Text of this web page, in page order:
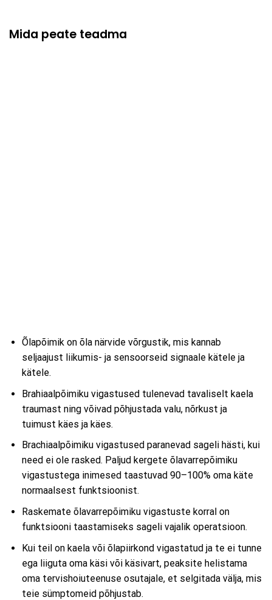
Mida peate teadma
Õlapõimik on õla närvide võrgustik, mis kannab
seljaajust liikumis- ja sensoorseid signaale kätele ja
kätele.
Brahiaalpõimiku vigastused tulenevad tavaliselt kaela
traumast ning võivad põhjustada valu, nõrkust ja
tuimust käes ja käes.
Brachiaalpõimiku vigastused paranevad sageli hästi, kui
need ei ole rasked. Paljud kergete õlavarrepõimiku
vigastustega inimesed taastuvad 90–100% oma käte
normaalsest funktsioonist.
Raskemate õlavarrepõimiku vigastuste korral on
funktsiooni taastamiseks sageli vajalik operatsioon.
Kui teil on kaela või õlapiirkond vigastatud ja te ei tunne
ega liiguta oma käsi või käsivart, peaksite helistama
oma tervishoiuteenuse osutajale, et selgitada välja, mis
teie sümptomeid põhjustab.